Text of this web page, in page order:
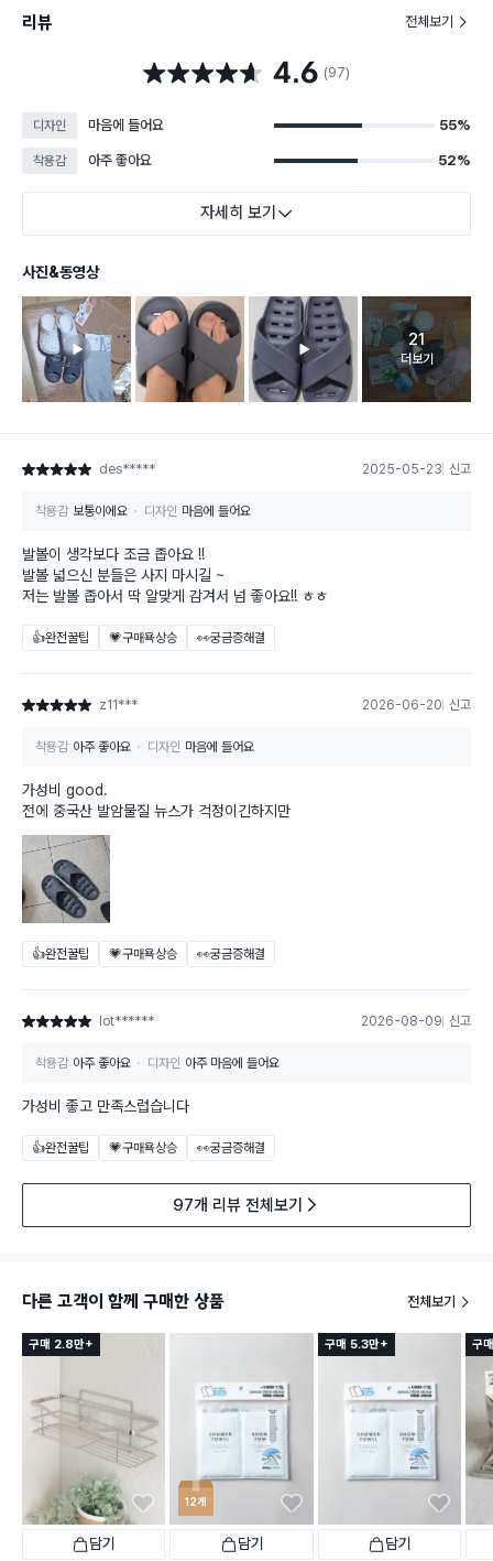
리뷰 전체보기
별점 4.6점 4.6 (97)
디자인 마음에 들어요 55%
착용감 아주 좋아요 52%
자세히 보기
사진&동영상
고객 리뷰
21
더보기
별점 5점 des***** 2025-05-23 신고
착용감 보통이에요 디자인 마음에 들어요
발볼이 생각보다 조금 좁아요 !!
발볼 넓으신 분들은 사지 마시길 ~
저는 발볼 좁아서 딱 알맞게 감겨서 넘 좋아요!! ㅎㅎ
👍완전꿀팁 💗구매욕상승 👀궁금증해결
별점 5점 z11*** 2026-06-20 신고
착용감 아주 좋아요 디자인 마음에 들어요
가성비 good.
전에 중국산 발암물질 뉴스가 걱정이긴하지만
👍완전꿀팁 💗구매욕상승 👀궁금증해결
별점 5점 lot****** 2026-08-09 신고
착용감 아주 좋아요 디자인 아주 마음에 들어요
가성비 좋고 만족스럽습니다
👍완전꿀팁 💗구매욕상승 👀궁금증해결
97개 리뷰 전체보기
다른 고객이 함께 구매한 상품 전체보기
구매 2.8만+
담기
12개
담기
구매 5.3만+
담기
구